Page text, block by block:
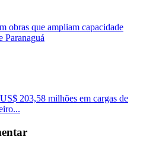
obras que ampliam capacidade
Paranaguá
203,58 milhões em cargas de